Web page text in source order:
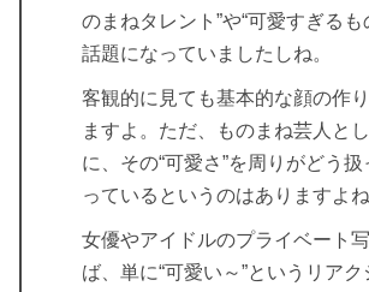
のまねタレント”や“可愛すぎるも
話題になっていましたしね。
客観的に見ても基本的な顔の作
ますよ。ただ、ものまね芸人と
に、その“可愛さ”を周りがどう
っているというのはありますよね
女優やアイドルのプライベート
ば、単に“可愛い～”というリア